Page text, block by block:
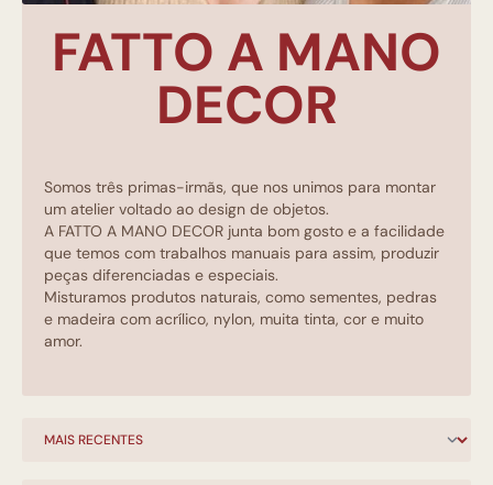
FATTO A MANO
DECOR
Somos três primas-irmãs, que nos unimos para montar
um atelier voltado ao design de objetos.
A FATTO A MANO DECOR junta bom gosto e a facilidade
que temos com trabalhos manuais para assim, produzir
peças diferenciadas e especiais.
Misturamos produtos naturais, como sementes, pedras
e madeira com acrílico, nylon, muita tinta, cor e muito
amor.